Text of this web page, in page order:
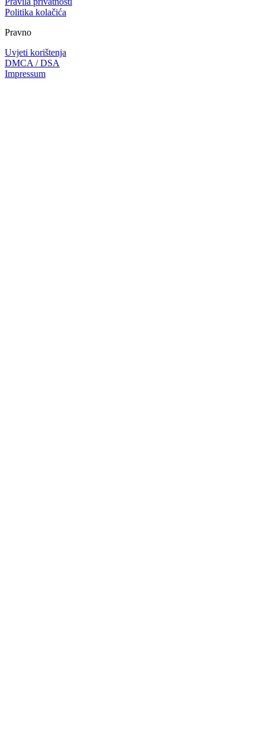
Politika kolačića
Pravno
Uvjeti korištenja
DMCA / DSA
Impressum